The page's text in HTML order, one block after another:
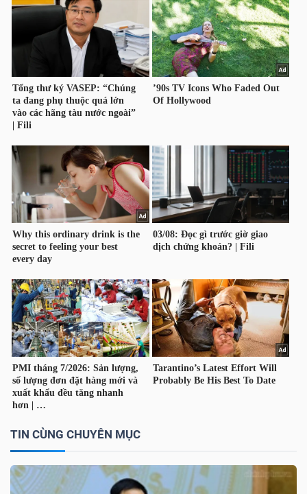
TIN CÙNG CHUYÊN MỤC
ĐẦU
TƯ
TRUY
XUẤT
DỮ
LIỆU
Ngành
(-)
VS-